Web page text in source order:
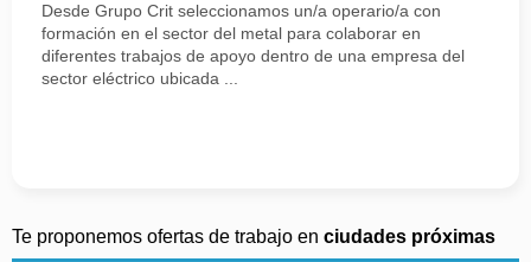
Desde Grupo Crit seleccionamos un/a operario/a con
formación en el sector del metal para colaborar en
diferentes trabajos de apoyo dentro de una empresa del
sector eléctrico ubicada ...
Te proponemos ofertas de trabajo en ciudades próximas